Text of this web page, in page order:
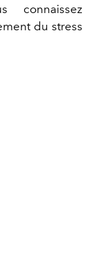
connaissez
du stress